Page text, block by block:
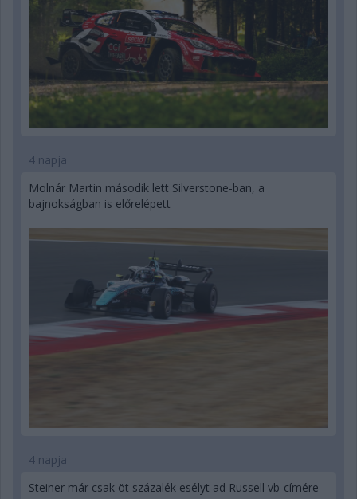
4 napja
Molnár Martin második lett Silverstone-ban, a
bajnokságban is előrelépett
4 napja
Steiner már csak öt százalék esélyt ad Russell vb-címére